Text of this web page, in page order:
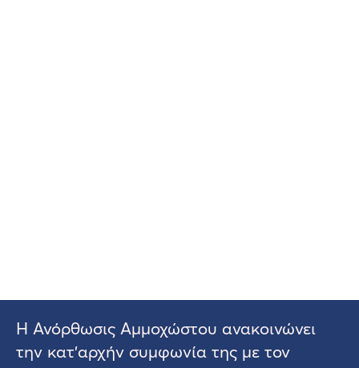
Η Ανόρθωσις Αμμοχώστου ανακοινώνει
την κατ’αρχήν συμφωνία της με τον